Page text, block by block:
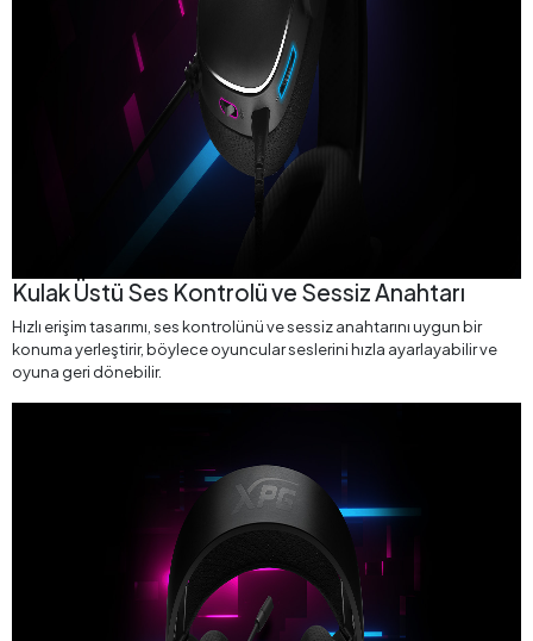
Kulak Üstü Ses Kontrolü ve Sessiz Anahtarı
Hızlı erişim tasarımı, ses kontrolünü ve sessiz anahtarını uygun bir
konuma yerleştirir, böylece oyuncular seslerini hızla ayarlayabilir ve
oyuna geri dönebilir.